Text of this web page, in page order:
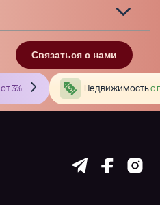
Связаться с нами
от 3% Недвижимостьс